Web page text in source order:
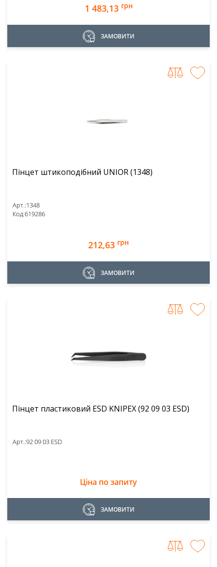
1 483,13 грн
ЗАМОВИТИ
Пінцет штикоподібний UNIOR (1348)
Арт.:1348
Код:619286
212,63 грн
ЗАМОВИТИ
Пінцет пластиковий ESD KNIPEX (92 09 03 ESD)
Арт.:92 09 03 ESD
Ціна по запиту
ЗАМОВИТИ